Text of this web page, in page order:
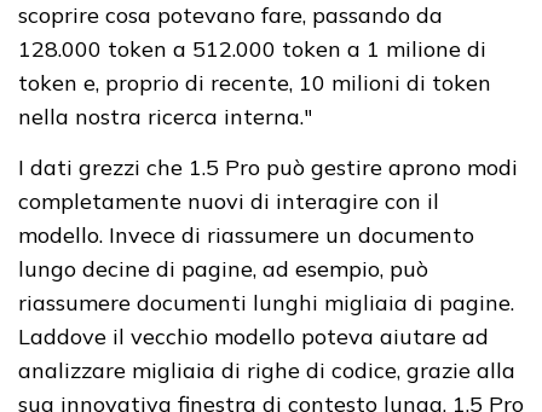
scoprire cosa potevano fare, passando da
128.000 token a 512.000 token a 1 milione di
token e, proprio di recente, 10 milioni di token
nella nostra ricerca interna."
I dati grezzi che 1.5 Pro può gestire aprono modi
completamente nuovi di interagire con il
modello. Invece di riassumere un documento
lungo decine di pagine, ad esempio, può
riassumere documenti lunghi migliaia di pagine.
Laddove il vecchio modello poteva aiutare ad
analizzare migliaia di righe di codice, grazie alla
sua innovativa finestra di contesto lunga, 1.5 Pro